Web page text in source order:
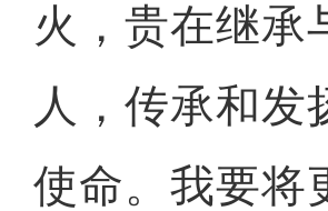
火，贵在继承
人，传承和发
使命。我要将